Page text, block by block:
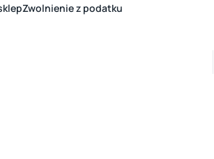
Zwolnienie z podatku